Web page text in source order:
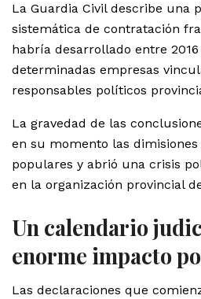
La Guardia Civil describe una
sistemática de contratación
habría desarrollado entre
determinadas empresas
responsables políticos
La gravedad de las
en su momento las
populares y abrió una crisis
en la organización provincial
Un calendario
enorme impacto
Las declaraciones que